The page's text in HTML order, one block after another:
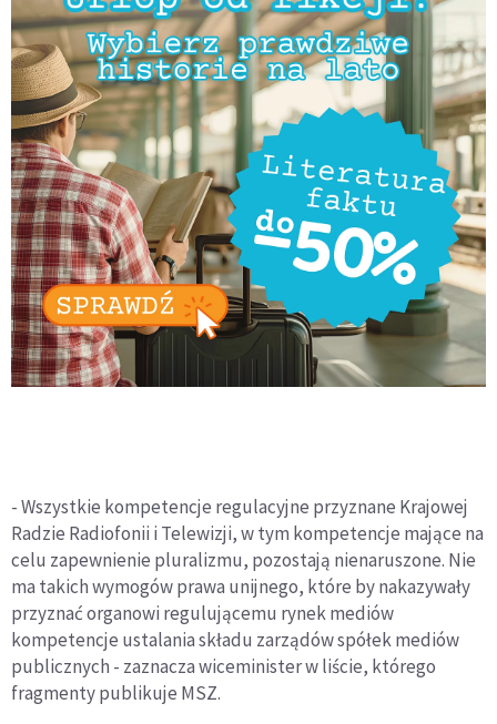
- Wszystkie kompetencje regulacyjne przyznane Krajowej
Radzie Radiofonii i Telewizji, w tym kompetencje mające na
celu zapewnienie pluralizmu, pozostają nienaruszone. Nie
ma takich wymogów prawa unijnego, które by nakazywały
przyznać organowi regulującemu rynek mediów
kompetencje ustalania składu zarządów spółek mediów
publicznych - zaznacza wiceminister w liście, którego
fragmenty publikuje MSZ.